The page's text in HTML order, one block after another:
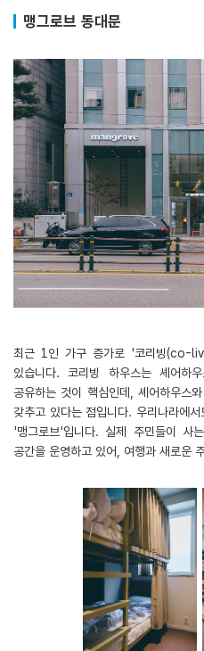
맹그로브 동대문
최근 1인 가구 증가로 '코리빙(co-
있습니다. 코리빙 하우스는 셰어하
공유하는 것이 핵심인데, 셰어하우스
갖추고 있다는 점입니다. 우리나라에
'맹그로브'입니다. 실제 주민들이 사
공간을 운영하고 있어, 여행과 새로운